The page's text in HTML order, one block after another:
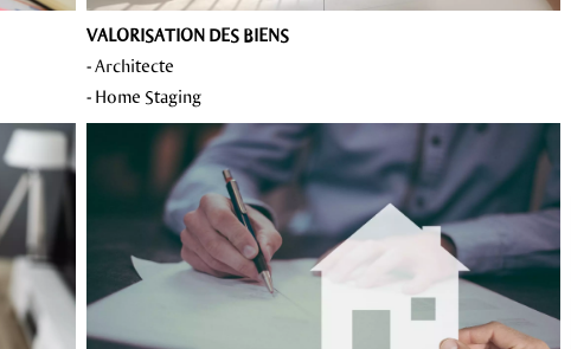
VALORISATION DES BIENS
- Architecte
- Home Staging